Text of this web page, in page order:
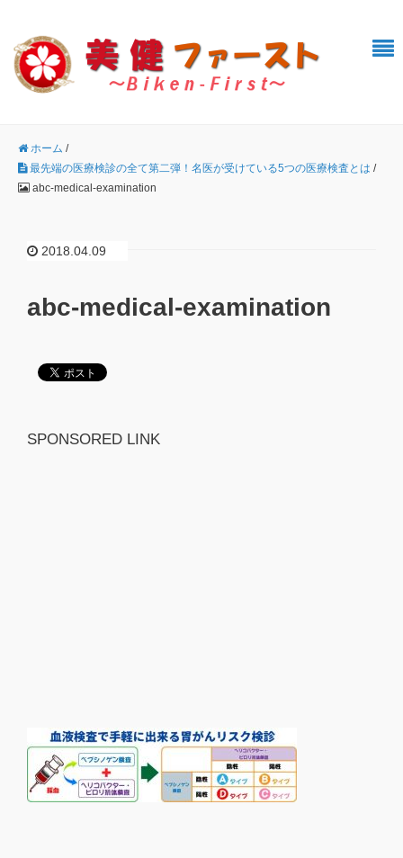
ホーム /
最先端の医療検診の全て第二弾！名医が受けている5つの医療検査とは /
abc-medical-examination
2018.04.09
abc-medical-examination
SPONSORED LINK